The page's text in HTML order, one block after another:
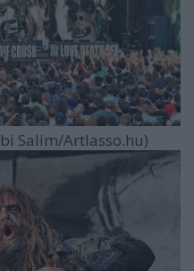
Salim/Artlasso.hu)